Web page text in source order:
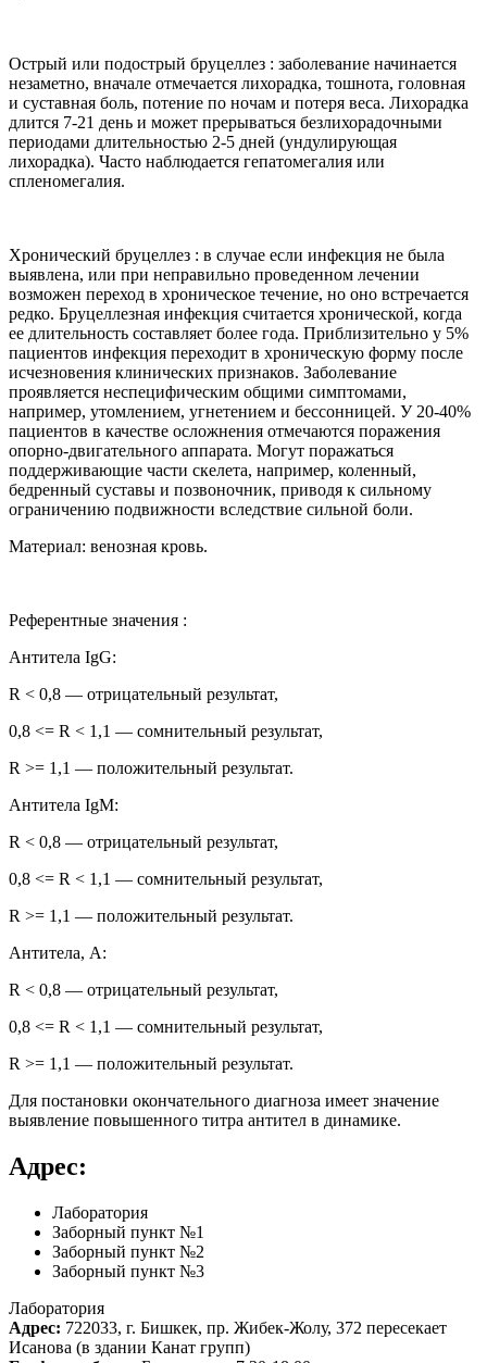
Острый или подострый бруцеллез : заболевание начинается
незаметно, вначале отмечается лихорадка, тошнота, головная
и суставная боль, потение по ночам и потеря веса. Лихорадка
длится 7-21 день и может прерываться безлихорадочными
периодами длительностью 2-5 дней (ундулирующая
лихорадка). Часто наблюдается гепатомегалия или
спленомегалия.
Хронический бруцеллез : в случае если инфекция не была
выявлена, или при неправильно проведенном лечении
возможен переход в хроническое течение, но оно встречается
редко. Бруцеллезная инфекция считается хронической, когда
ее длительность составляет более года. Приблизительно у 5%
пациентов инфекция переходит в хроническую форму после
исчезновения клинических признаков. Заболевание
проявляется неспецифическим общими симптомами,
например, утомлением, угнетением и бессонницей. У 20-40%
пациентов в качестве осложнения отмечаются поражения
опорно-двигательного аппарата. Могут поражаться
поддерживающие части скелета, например, коленный,
бедренный суставы и позвоночник, приводя к сильному
ограничению подвижности вследствие сильной боли.
Материал: венозная кровь.
Референтные значения :
Антитела IgG:
R < 0,8 — отрицательный результат,
0,8 <= R < 1,1 — сомнительный результат,
R >= 1,1 — положительный результат.
Антитела IgM:
R < 0,8 — отрицательный результат,
0,8 <= R < 1,1 — сомнительный результат,
R >= 1,1 — положительный результат.
Антитела, А:
R < 0,8 — отрицательный результат,
0,8 <= R < 1,1 — сомнительный результат,
R >= 1,1 — положительный результат.
Для постановки окончательного диагноза имеет значение
выявление повышенного титра антител в динамике.
Адрес:
Лаборатория
Заборный пункт №1
Заборный пункт №2
Заборный пункт №3
Лаборатория
Адрес: 722033, г. Бишкек, пр. Жибек-Жолу, 372 пересекает
Исанова (в здании Канат групп)